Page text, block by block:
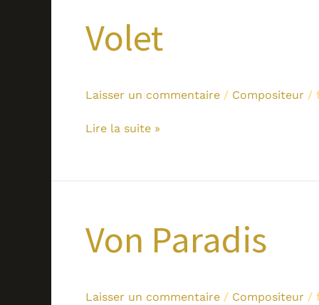
Volet
Laisser un commentaire / Compositeur /
Lire la suite »
Von Paradis
Laisser un commentaire / Compositeur /
Paradis